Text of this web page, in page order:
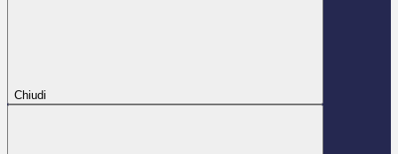
Chiudi